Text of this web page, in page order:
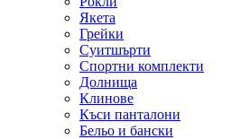
Якета
Грейки
Суитшърти
Спортни комплекти
Долнища
Клинове
Къси панталони
Бельо и бански